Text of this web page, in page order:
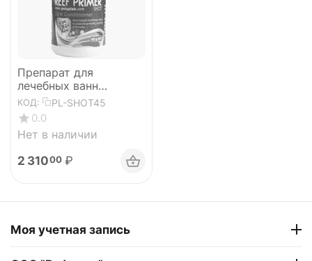
Препарат для
лечебных ванн
кораллов Polyplab
Coral Primer Shot 45gr
КОД: PL-SHOT45
0.0
Нет в наличии
2 31000 ₽
Моя учетная запись